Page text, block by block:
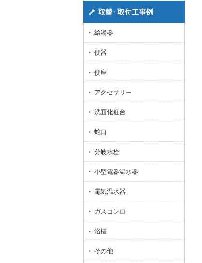
給湯器
便器
便座
アクセサリー
洗面化粧台
蛇口
分岐水栓
小型電器温水器
電気温水器
ガスコンロ
浴槽
その他